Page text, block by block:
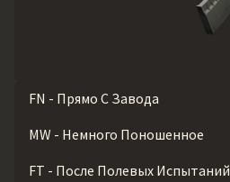
FN - Прямо С Завода
MW - Немного Поношенное
FT - После Полевых Испытаний